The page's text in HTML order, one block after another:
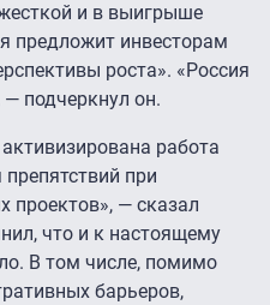
и в выигрыше
предложит инвесторам
роста». «Россия
— подчеркнул он.
работа
при
проектов», — сказал
что и к настоящему
В том числе, помимо
барьеров,